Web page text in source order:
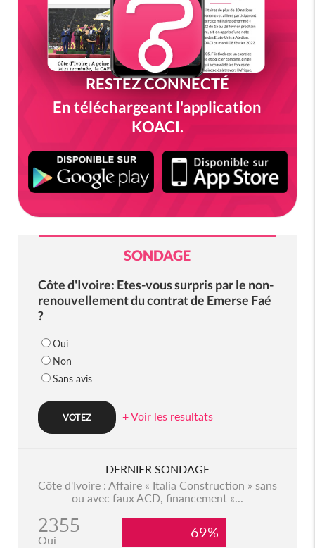
RESTEZ CONNECTÉ
En téléchargeant l'application
KOACI.
SONDAGE
Côte d'Ivoire: Etes-vous surpris par le non-
renouvellement du contrat de Emerse Faé
?
Oui
Non
Sans avis
+ Voir les resultats
DERNIER SONDAGE
Côte d'Ivoire : Affaire « Italia Construction » sans
ou avec faux ACD, financement «...
2355
Oui 69%